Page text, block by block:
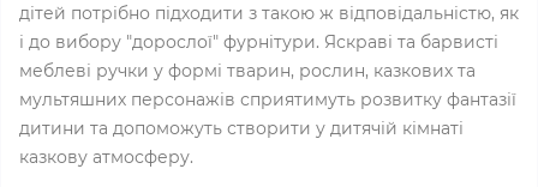
дітей потрібно підходити з такою ж відповідальністю, як
і до вибору "дорослої" фурнітури. Яскраві та барвисті
меблеві ручки у формі тварин, рослин, казкових та
мультяшних персонажів сприятимуть розвитку фантазії
дитини та допоможуть створити у дитячій кімнаті
казкову атмосферу.